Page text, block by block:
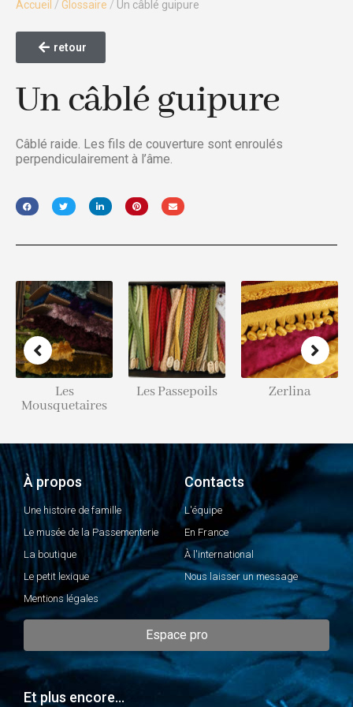
Accueil / Glossaire / Un câblé guipure
retour
Un câblé guipure
Câblé raide. Les fils de couverture sont enroulés
perpendiculairement à l’âme.
Les
Mousquetaires
Les Passepoils Zerlina
À propos
Une histoire de famille
Le musée de la Passementerie
La boutique
Le petit lexique
Mentions légales
Contacts
L'équipe
En France
À l'international
Nous laisser un message
Espace pro
Et plus encore...